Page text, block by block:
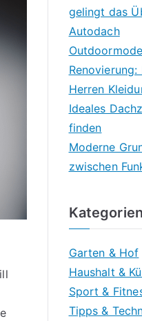
gelingt das
Autodach
Herren
Ideales
finden
Moderne
zwischen
Kategorien
Garten & Hof
Haushalt &
Sport &
Tipps &